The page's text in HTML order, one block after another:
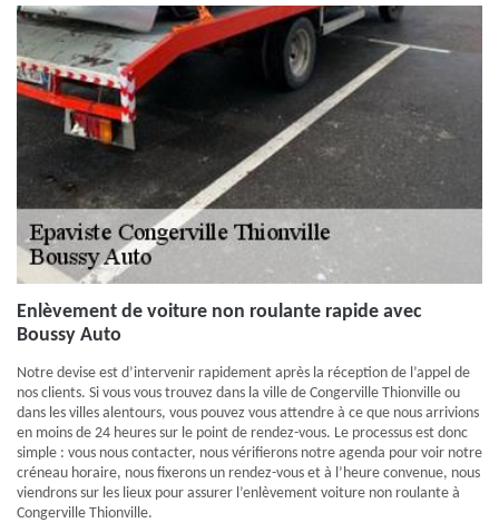
Enlèvement de voiture non roulante rapide avec
Boussy Auto
Notre devise est d’intervenir rapidement après la réception de l’appel de
nos clients. Si vous vous trouvez dans la ville de Congerville Thionville ou
dans les villes alentours, vous pouvez vous attendre à ce que nous arrivions
en moins de 24 heures sur le point de rendez-vous. Le processus est donc
simple : vous nous contacter, nous vérifierons notre agenda pour voir notre
créneau horaire, nous fixerons un rendez-vous et à l’heure convenue, nous
viendrons sur les lieux pour assurer l’enlèvement voiture non roulante à
Congerville Thionville.